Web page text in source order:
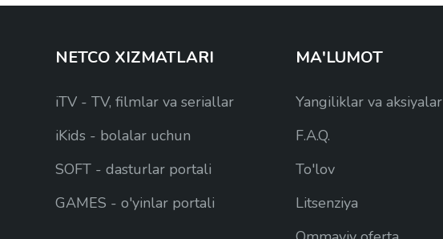
NETCO XIZMATLARI
iTV - TV, filmlar va seriallar
iKids - bolalar uchun
SOFT - dasturlar portali
GAMES - o'yinlar portali
MA'LUMOT
Yangiliklar va aksiyalar
F.A.Q.
To'lov
Litsenziya